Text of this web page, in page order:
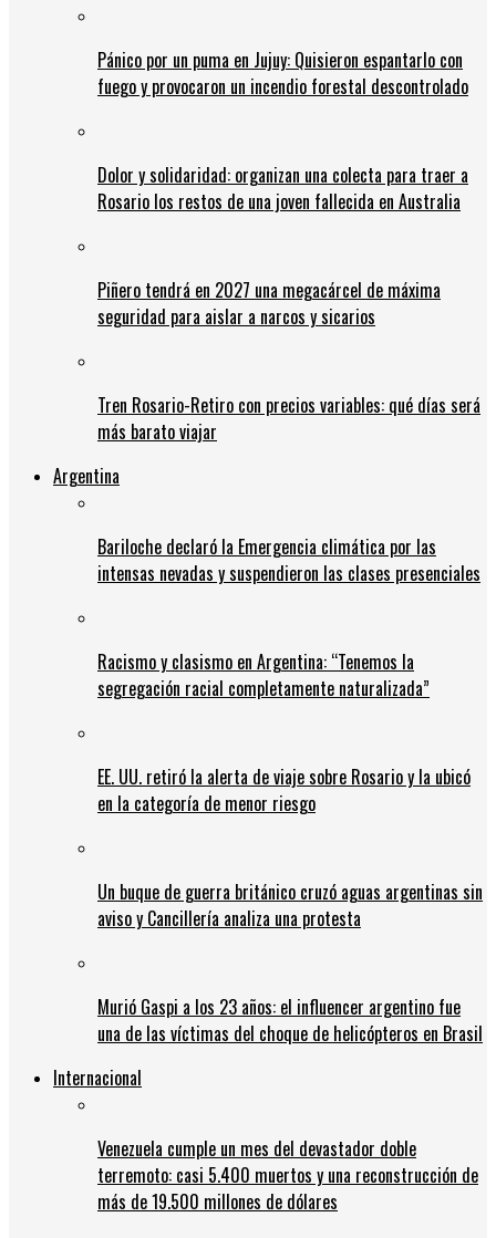
Pánico por un puma en Jujuy: Quisieron espantarlo con
fuego y provocaron un incendio forestal descontrolado
Dolor y solidaridad: organizan una colecta para traer a
Rosario los restos de una joven fallecida en Australia
Piñero tendrá en 2027 una megacárcel de máxima
seguridad para aislar a narcos y sicarios
Tren Rosario-Retiro con precios variables: qué días será
más barato viajar
Argentina
Bariloche declaró la Emergencia climática por las
intensas nevadas y suspendieron las clases presenciales
Racismo y clasismo en Argentina: “Tenemos la
segregación racial completamente naturalizada”
EE. UU. retiró la alerta de viaje sobre Rosario y la ubicó
en la categoría de menor riesgo
Un buque de guerra británico cruzó aguas argentinas sin
aviso y Cancillería analiza una protesta
Murió Gaspi a los 23 años: el influencer argentino fue
una de las víctimas del choque de helicópteros en Brasil
Internacional
Venezuela cumple un mes del devastador doble
terremoto: casi 5.400 muertos y una reconstrucción de
más de 19.500 millones de dólares